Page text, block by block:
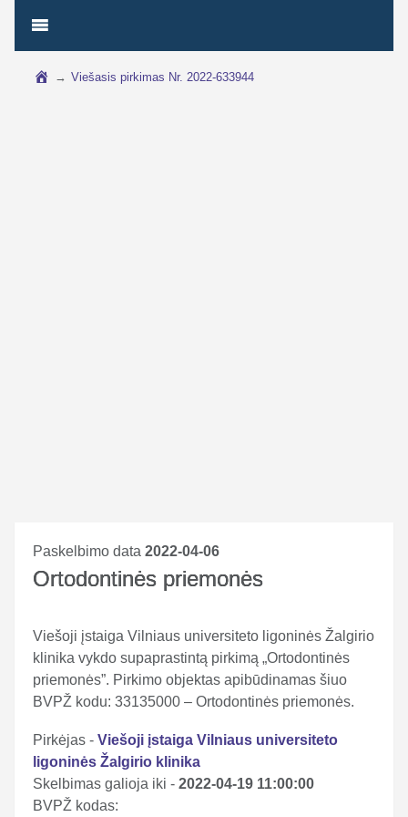
→ Viešasis pirkimas Nr. 2022-633944
Paskelbimo data 2022-04-06
Ortodontinės priemonės
Viešoji įstaiga Vilniaus universiteto ligoninės Žalgirio
klinika vykdo supaprastintą pirkimą „Ortodontinės
priemonės”. Pirkimo objektas apibūdinamas šiuo
BVPŽ kodu: 33135000 – Ortodontinės priemonės.
Pirkėjas - Viešoji įstaiga Vilniaus universiteto
ligoninės Žalgirio klinika
Skelbimas galioja iki - 2022-04-19 11:00:00
BVPŽ kodas: